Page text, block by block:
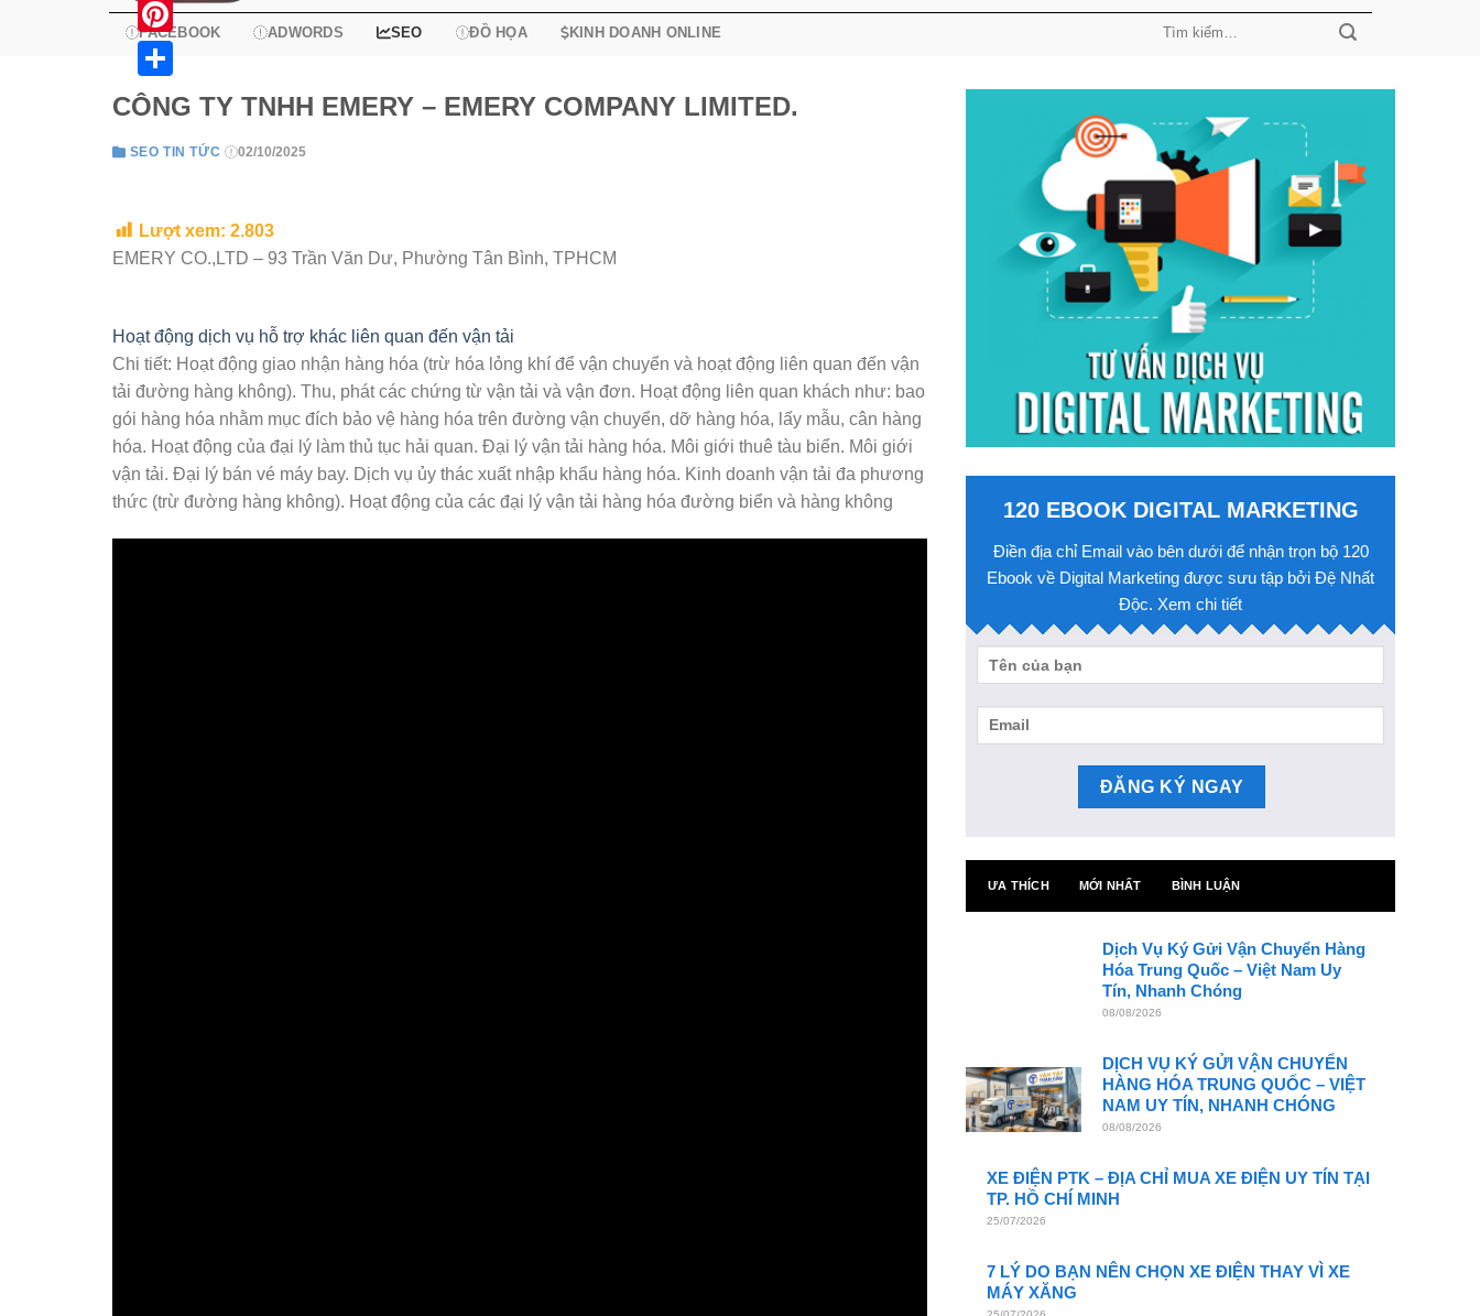
FACEBOOK ADWORDS SEO ĐỒ HỌA KINH DOANH ONLINE
CÔNG TY TNHH EMERY – EMERY COMPANY LIMITED.
SEO TIN TỨC 02/10/2025
Lượt xem: 2.803
EMERY CO.,LTD – 93 Trần Văn Dư, Phường Tân Bình, TPHCM
Hoạt động dịch vụ hỗ trợ khác liên quan đến vận tải
Chi tiết: Hoạt động giao nhận hàng hóa (trừ hóa lỏng khí để vận chuyển và hoạt động liên quan đến vận
tải đường hàng không). Thu, phát các chứng từ vận tải và vận đơn. Hoạt động liên quan khách như: bao
gói hàng hóa nhằm mục đích bảo vệ hàng hóa trên đường vận chuyển, dỡ hàng hóa, lấy mẫu, cân hàng
hóa. Hoạt động của đại lý làm thủ tục hải quan. Đại lý vận tải hàng hóa. Môi giới thuê tàu biển. Môi giới
vận tải. Đại lý bán vé máy bay. Dịch vụ ủy thác xuất nhập khẩu hàng hóa. Kinh doanh vận tải đa phương
thức (trừ đường hàng không). Hoạt động của các đại lý vận tải hàng hóa đường biển và hàng không
120 EBOOK DIGITAL MARKETING
Điền địa chỉ Email vào bên dưới để nhận trọn bộ 120
Ebook về Digital Marketing được sưu tập bởi Đệ Nhất
Độc. Xem chi tiết
ƯA THÍCH MỚI NHẤT BÌNH LUẬN
Dịch Vụ Ký Gửi Vận Chuyển Hàng
Hóa Trung Quốc – Việt Nam Uy
Tín, Nhanh Chóng
08/08/2026
DỊCH VỤ KÝ GỬI VẬN CHUYỂN
HÀNG HÓA TRUNG QUỐC – VIỆT
NAM UY TÍN, NHANH CHÓNG
08/08/2026
XE ĐIỆN PTK – ĐỊA CHỈ MUA XE ĐIỆN UY TÍN TẠI
TP. HỒ CHÍ MINH
25/07/2026
7 LÝ DO BẠN NÊN CHỌN XE ĐIỆN THAY VÌ XE
MÁY XĂNG
X
Pinterest
Share